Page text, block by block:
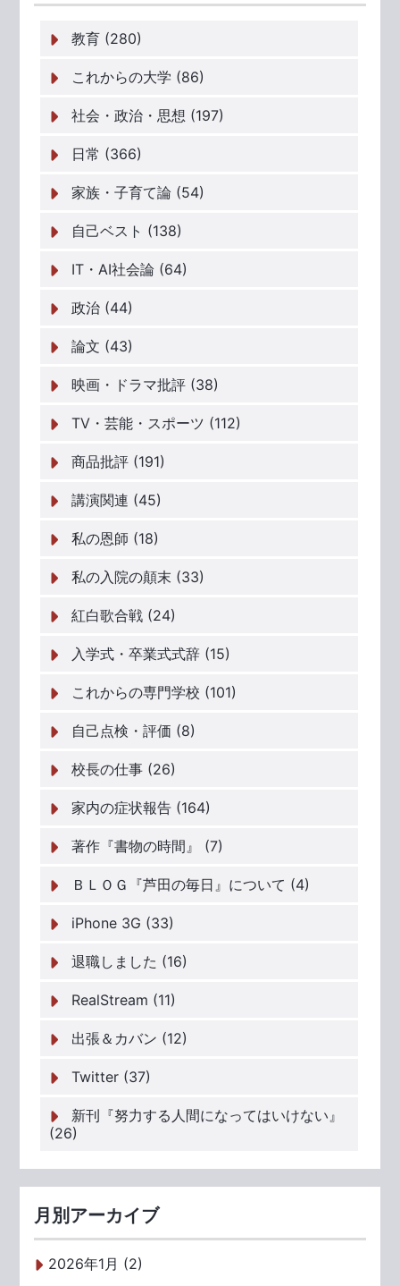
教育 (280)
これからの大学 (86)
社会・政治・思想 (197)
日常 (366)
家族・子育て論 (54)
自己ベスト (138)
IT・AI社会論 (64)
政治 (44)
論文 (43)
映画・ドラマ批評 (38)
TV・芸能・スポーツ (112)
商品批評 (191)
講演関連 (45)
私の恩師 (18)
私の入院の顛末 (33)
紅白歌合戦 (24)
入学式・卒業式式辞 (15)
これからの専門学校 (101)
自己点検・評価 (8)
校長の仕事 (26)
家内の症状報告 (164)
著作『書物の時間』 (7)
ＢＬＯＧ『芦田の毎日』について (4)
iPhone 3G (33)
退職しました (16)
RealStream (11)
出張＆カバン (12)
Twitter (37)
新刊『努力する人間になってはいけない』
(26)
月別アーカイブ
2026年1月 (2)